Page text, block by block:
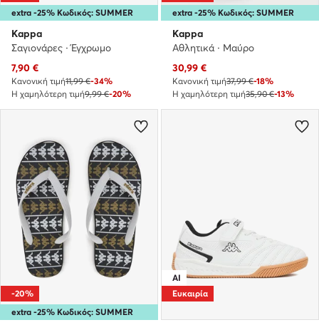
extra -25% Κωδικός: SUMMER
Kappa
Σαγιονάρες · Έγχρωμο
Τρέχουσα τιμή
7,90 €
Κανονική τιμή11,99 €-34%
Η χαμηλότερη τιμή9,99 €-20%
extra -25% Κωδικός: SUMMER
Kappa
Αθλητικά · Μαύρο
Τρέχουσα τιμή
30,99 €
Κανονική τιμή37,99 €-18%
Η χαμηλότερη τιμή35,90 €-13%
extra -25% Κωδικός: SUMMER
-20%
AI
Ευκαιρία